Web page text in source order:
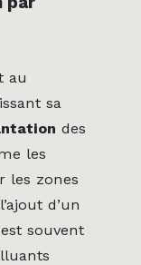
au
sa
des
les
les zones
d’un
est souvent